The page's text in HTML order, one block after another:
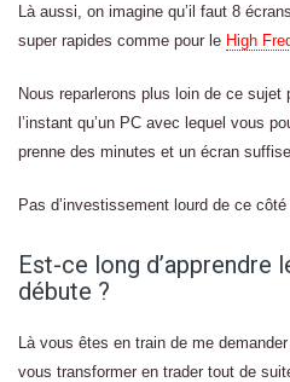
Là aussi, on imagine qu’il faut 8
super rapides comme pour le High
Nous reparlerons plus loin de ce
l’instant qu’un PC avec lequel vous
prenne des minutes et un écran
Pas d’investissement lourd de ce côté
Est-ce long d’apprendre
débute ?
Là vous êtes en train de me
vous transformer en trader tout de